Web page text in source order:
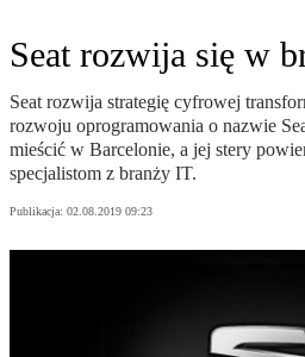
Seat rozwija się w
Seat rozwija strategię cyfrowej
rozwoju oprogramowania o nazwie
mieścić w Barcelonie, a jej stery
specjalistom z branży IT.
Publikacja: 02.08.2019 09:23